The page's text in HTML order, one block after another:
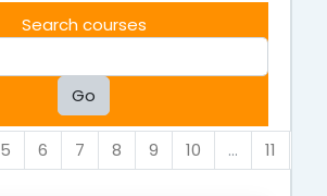
Search courses
Go
5 6 7 8 9 10 … 11